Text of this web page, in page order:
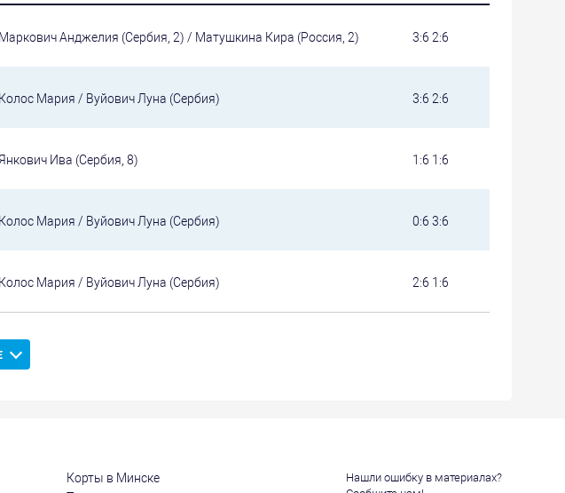
Маркович Анджелия (Сербия, 2) / Матушкина Кира (Россия, 2) 3:6 2:6
Колос Мария / Вуйович Луна (Сербия) 3:6 2:6
Янкович Ива (Сербия, 8) 1:6 1:6
Колос Мария / Вуйович Луна (Сербия) 0:6 3:6
Колос Мария / Вуйович Луна (Сербия) 2:6 1:6
Корты в Минске
Нашли ошибку в материалах?